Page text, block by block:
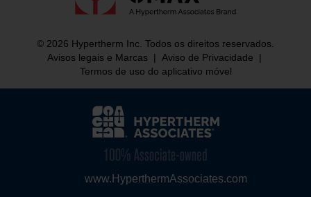
© 2026 Hypertherm Inc. Todos os direitos reservados.
Avisos legais e Marcas
| Aviso de Privacidade
|
Termos de uso do aplicativo móvel
www.HyperthermAssociates.com